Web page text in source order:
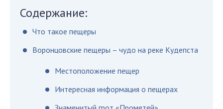
Содержание:
Что такое пещеры
Воронцовские пещеры – чудо на реке Кудепста
Местоположение пещер
Интересная информация о пещерах